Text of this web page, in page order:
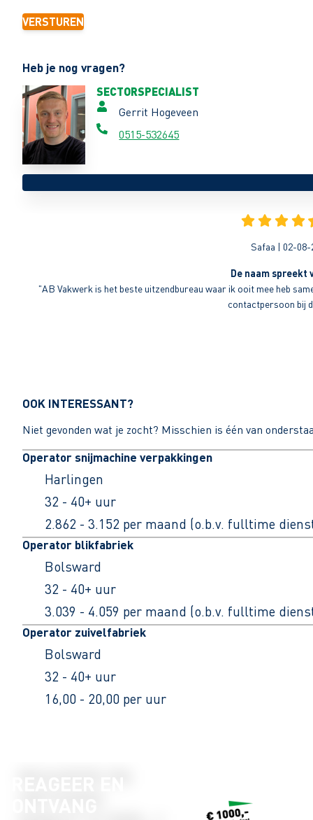
VERSTUREN
Heb je nog vragen?
SECTORSPECIALIST
Gerrit Hogeveen
0515-532645
Safaa | 02-08-
De naam spreekt
"AB Vakwerk is het beste uitzendbureau waar ik ooit mee heb
contactpersoon bij
OOK INTERESSANT?
Niet gevonden wat je zocht? Misschien is één van
Operator snijmachine verpakkingen
Harlingen
32 - 40+ uur
2.862 - 3.152 per maand (o.b.v. fulltime
Operator blikfabriek
Bolsward
32 - 40+ uur
3.039 - 4.059 per maand (o.b.v. fulltime
Operator zuivelfabriek
Bolsward
32 - 40+ uur
16,00 - 20,00 per uur